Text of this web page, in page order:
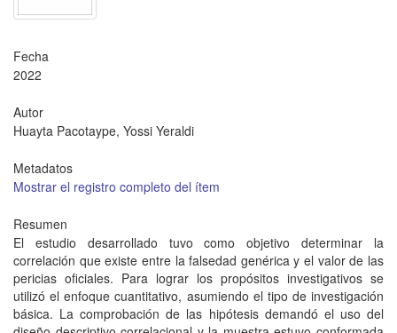
Fecha
2022
Autor
Huayta Pacotaype, Yossi Yeraldi
Metadatos
Mostrar el registro completo del ítem
Resumen
El estudio desarrollado tuvo como objetivo determinar la
correlación que existe entre la falsedad genérica y el valor de las
pericias oficiales. Para lograr los propósitos investigativos se
utilizó el enfoque cuantitativo, asumiendo el tipo de investigación
básica. La comprobación de las hipótesis demandó el uso del